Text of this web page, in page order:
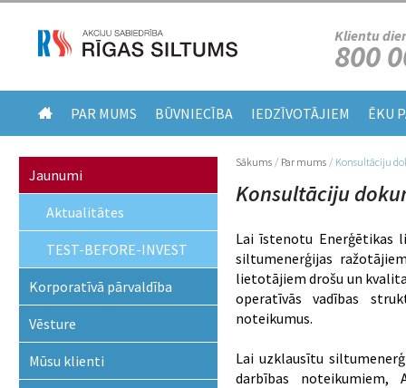
Klientu
800
PAR MUMS BŪVNIECĪBA IEDZĪVOTĀJIEM ĒKU
Jūs atrodaties šeit
Sākums / Par mums / Konsultāciju
Konsultāciju
Lai īstenotu Enerģētikas
siltumenerģijas
lietotājiem drošu un
operatīvās vadības
noteikumus.
Lai uzklausītu
darbības noteikumiem,
Jaunumi
Aktualitātes
TEST-BEFORE-INVEST
Korporatīvā pārvaldība
Vēsture
Mūsu klienti